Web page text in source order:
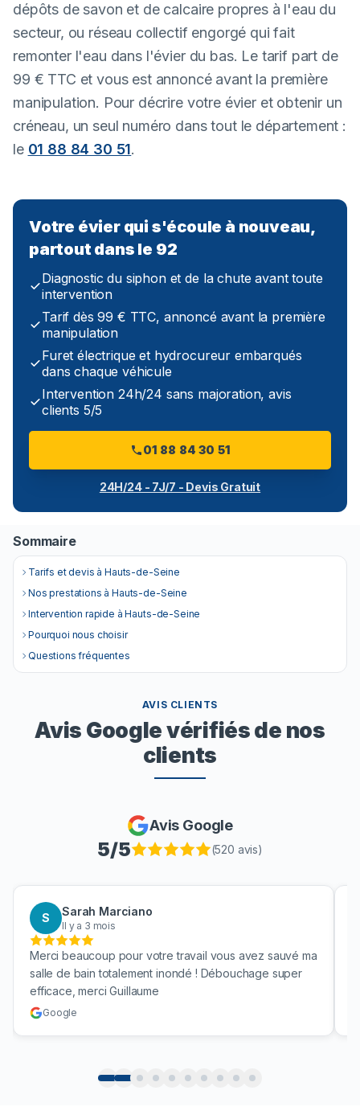
dépôts de savon et de calcaire propres à l'eau du
secteur, ou réseau collectif engorgé qui fait
remonter l'eau dans l'évier du bas. Le tarif part de
99 € TTC et vous est annoncé avant la première
manipulation. Pour décrire votre évier et obtenir un
créneau, un seul numéro dans tout le département :
le 01 88 84 30 51.
Votre évier qui s'écoule à nouveau,
partout dans le 92
Diagnostic du siphon et de la chute avant toute
intervention
Tarif dès 99 € TTC, annoncé avant la première
manipulation
Furet électrique et hydrocureur embarqués
dans chaque véhicule
Intervention 24h/24 sans majoration, avis
clients 5/5
01 88 84 30 51
24H/24 - 7J/7 - Devis Gratuit
Sommaire
Tarifs et devis à Hauts-de-Seine
Nos prestations à Hauts-de-Seine
Intervention rapide à Hauts-de-Seine
Pourquoi nous choisir
Questions fréquentes
AVIS CLIENTS
Avis Google vérifiés de nos
clients
Avis Google
5/5 (520 avis)
S Sarah Marciano
Il y a 3 mois
Merci beaucoup pour votre travail vous avez sauvé ma
salle de bain totalement inondé ! Débouchage super
efficace, merci Guillaume
Google